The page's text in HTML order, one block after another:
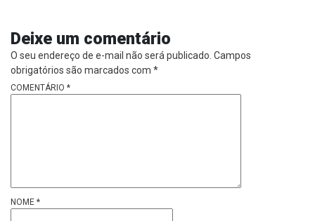
Deixe um comentário
O seu endereço de e-mail não será publicado. Campos
obrigatórios são marcados com *
COMENTÁRIO *
NOME *